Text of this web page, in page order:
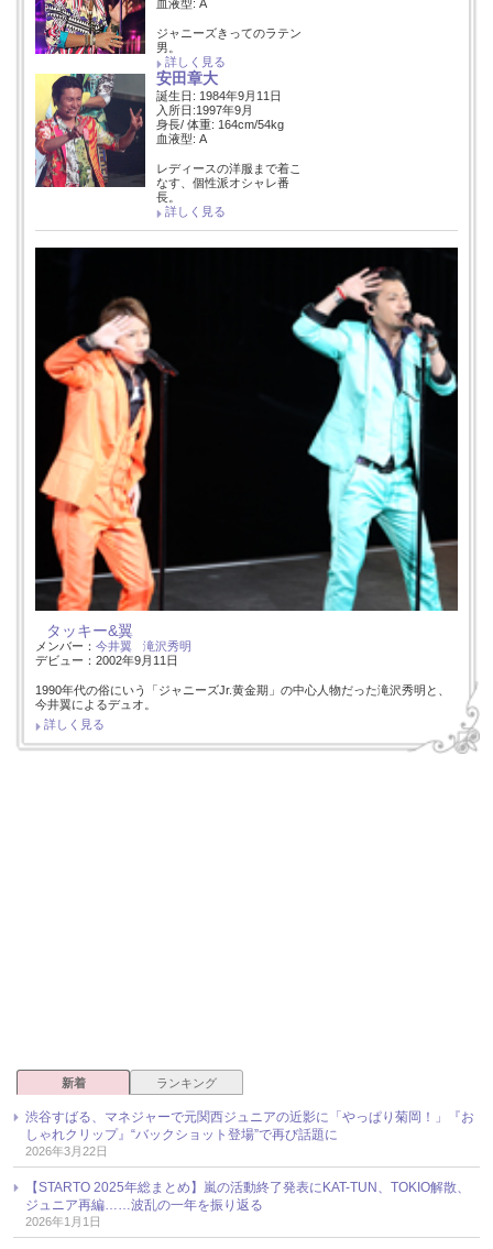
血液型: A
ジャニーズきってのラテン
男。
詳しく見る
安田章大
誕生日: 1984年9月11日
入所日:1997年9月
身長/ 体重: 164cm/54kg
血液型: A
レディースの洋服まで着こ
なす、個性派オシャレ番
長。
詳しく見る
タッキー&翼
メンバー： 今井翼
滝沢秀明
デビュー：2002年9月11日
1990年代の俗にいう「ジャニーズJr.黄金期」の中心人物だった滝沢秀明と、
今井翼によるデュオ。
詳しく見る
新着 ランキング
渋谷すばる、マネジャーで元関西ジュニアの近影に「やっぱり菊岡！」『お
しゃれクリップ』“バックショット登場”で再び話題に
2026年3月22日
【STARTO 2025年総まとめ】嵐の活動終了発表にKAT-TUN、TOKIO解散、
ジュニア再編……波乱の一年を振り返る
2026年1月1日